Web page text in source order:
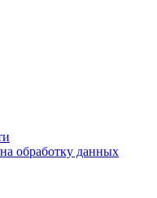
обработку данных